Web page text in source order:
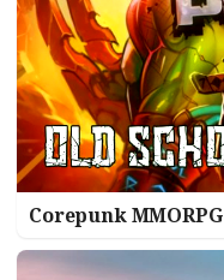
Corepunk MMORPG